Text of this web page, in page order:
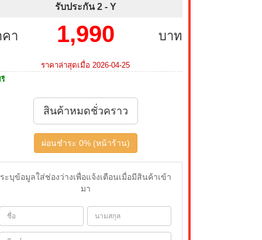
รับประกัน 2 - Y
คา บาท
1,990
ราคาล่าสุดเมื่อ 2026-04-25
สินค้าหมดชั่วคราว
ผ่อนชำระ 0% (หน้าร้าน)
ระบุข้อมูลใส่ช่องว่างเพื่อแจ้งเตือนเมื่อมีสินค้าเข้า
มา